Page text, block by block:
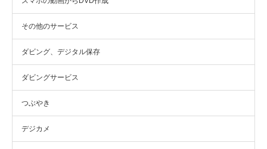
その他のサービス
ダビング、デジタル保存
ダビングサービス
つぶやき
デジカメ